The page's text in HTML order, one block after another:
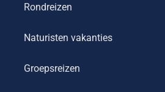
Rondreizen
Naturisten vakanties
Groepsreizen